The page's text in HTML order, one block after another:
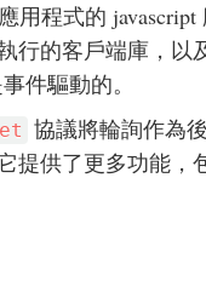
用程式的
行的客戶端庫，以
件驅動的。
協議將輪詢作為
提供了更多功能，